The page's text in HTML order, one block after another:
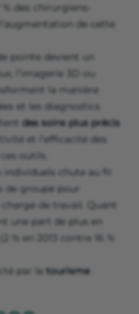
des chirurgiens-
de cette
pointe devient un
l’imagerie 3D ou
la manière
et les diagnostics
des soins plus précis
et l’efficacité des
outils.
individuels chute au fil
de groupe pour
de travail. Quant
une part de plus en
en 2013 contre 16 %
par le tourisme